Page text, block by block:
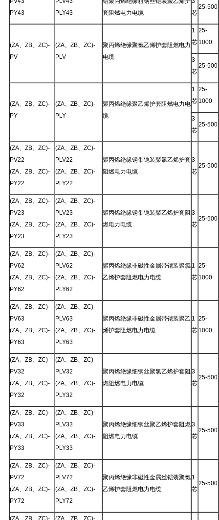
PY43
PLY43
套阻燃电力电缆
芯
25-500
(ZA、ZB、ZC)-
PV
(ZA、ZB、ZC)-
PLV
聚丙烯绝缘聚氯乙烯护套阻燃电力
电缆
1
芯
25-
1000
3
芯
25-500
(ZA、ZB、ZC)-
PY
(ZA、ZB、ZC)-
PLY
聚丙烯绝缘聚乙烯护套阻燃电力电
缆
1
芯
25-
1000
3
芯
25-500
(ZA、ZB、ZC)-
PV22
(ZA、ZB、ZC)-
PY22
(ZA、ZB、ZC)-
PLV22
(ZA、ZB、ZC)-
PLY22
聚丙烯绝缘钢带铠装聚氯乙烯护套
阻燃电力电缆
3
芯
25-500
(ZA、ZB、ZC)-
PV23
(ZA、ZB、ZC)-
PY23
(ZA、ZB、ZC)-
PLV23
(ZA、ZB、ZC)-
PLY23
聚丙烯绝缘钢带铠装聚乙烯护套阻
燃电力电缆
3
芯
25-500
(ZA、ZB、ZC)-
PV62
(ZA、ZB、ZC)-
PY62
(ZA、ZB、ZC)-
PLV62
(ZA、ZB、ZC)-
PLY62
聚丙烯绝缘非磁性金属带铠装聚氯
乙烯护套阻燃电力电缆
1
芯
25-
1000
(ZA、ZB、ZC)-
PV63
(ZA、ZB、ZC)-
PY63
(ZA、ZB、ZC)-
PLV63
(ZA、ZB、ZC)-
PLY63
聚丙烯绝缘非磁性金属带铠装聚乙
烯护套阻燃电力电缆
1
芯
25-
1000
(ZA、ZB、ZC)-
PV32
(ZA、ZB、ZC)-
PY32
(ZA、ZB、ZC)-
PLV32
(ZA、ZB、ZC)-
PLY32
聚丙烯绝缘细钢丝聚氯乙烯护套阻
燃阻燃电力电缆
3
芯
25-500
(ZA、ZB、ZC)-
PV33
(ZA、ZB、ZC)-
PY33
(ZA、ZB、ZC)-
PLV33
(ZA、ZB、ZC)-
PLY33
聚丙烯绝缘细钢丝聚乙烯护套阻燃
阻燃电力电缆
3
芯
25-500
(ZA、ZB、ZC)-
PV72
(ZA、ZB、ZC)-
PY72
(ZA、ZB、ZC)-
PLV72
(ZA、ZB、ZC)-
PLY72
聚丙烯绝缘非磁性金属丝铠装聚氯
乙烯护套阻燃电力电缆
1
芯
25-500